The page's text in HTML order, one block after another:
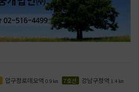
압구정로데오역 0.9 ㎞ 7호선 강남구청역 1.4 ㎞